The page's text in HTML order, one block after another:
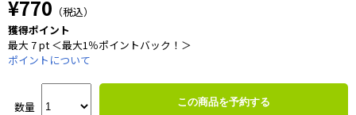
¥770 （税込）
獲得ポイント
最大 7 pt ＜最大1％ポイントバック！＞
ポイントについて
数量 この商品を予約する